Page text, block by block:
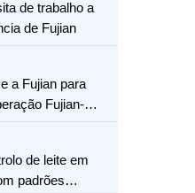
de trabalho a
de Fujian
a Fujian para
Fujian-
de leite em
padrões